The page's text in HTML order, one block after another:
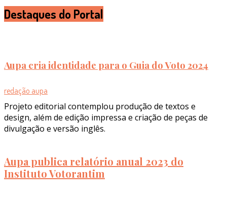
Destaques do Portal
Aupa cria identidade para o Guia do Voto 2024
redação aupa
Projeto editorial contemplou produção de textos e
design, além de edição impressa e criação de peças de
divulgação e versão inglês.
Aupa publica relatório anual 2023 do
Instituto Votorantim